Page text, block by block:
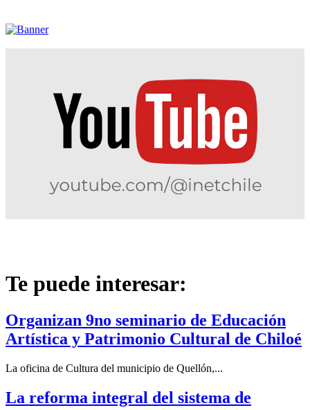
Te puede interesar:
Organizan 9no seminario de Educación
Artística y Patrimonio Cultural de Chiloé
La oficina de Cultura del municipio de Quellón,...
La reforma integral del sistema de